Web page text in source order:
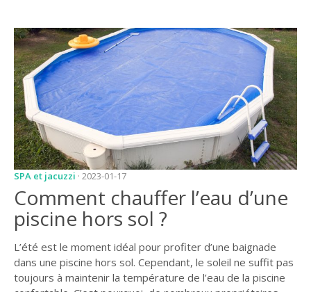
DOSSIER
JARDIN
CONSEILS ET
ASTUCES
GUIDES
JARDIN
ENTRETIEN
PISCINE
PARTENAIRES
LIGNE JARDIN
SPA et jacuzzi · 2023-01-17
Comment chauffer l’eau d’une
piscine hors sol ?
L’été est le moment idéal pour profiter d’une baignade
dans une piscine hors sol. Cependant, le soleil ne suffit pas
toujours à maintenir la température de l’eau de la piscine